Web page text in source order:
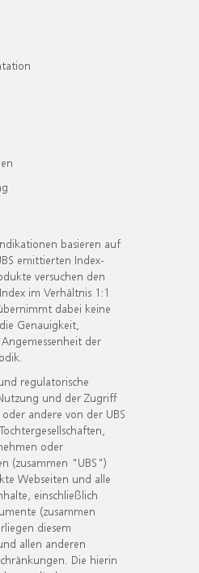
basieren auf
emittierten Index-
versuchen den
im Verhältnis 1:1
dabei keine
Genauigkeit,
der
regulatorische
und der Zugriff
andere von der UBS
oder
(zusammen "UBS")
Webseiten und alle
einschließlich
(zusammen
diesem
allen anderen
Die hierin